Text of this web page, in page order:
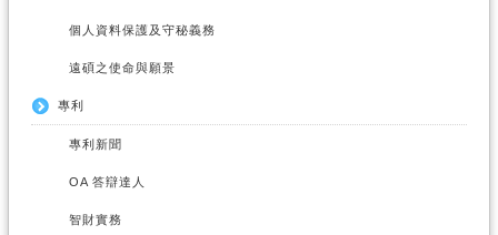
個人資料保護及守秘義務
遠碩之使命與願景
專利
專利新聞
OA 答辯達人
智財實務